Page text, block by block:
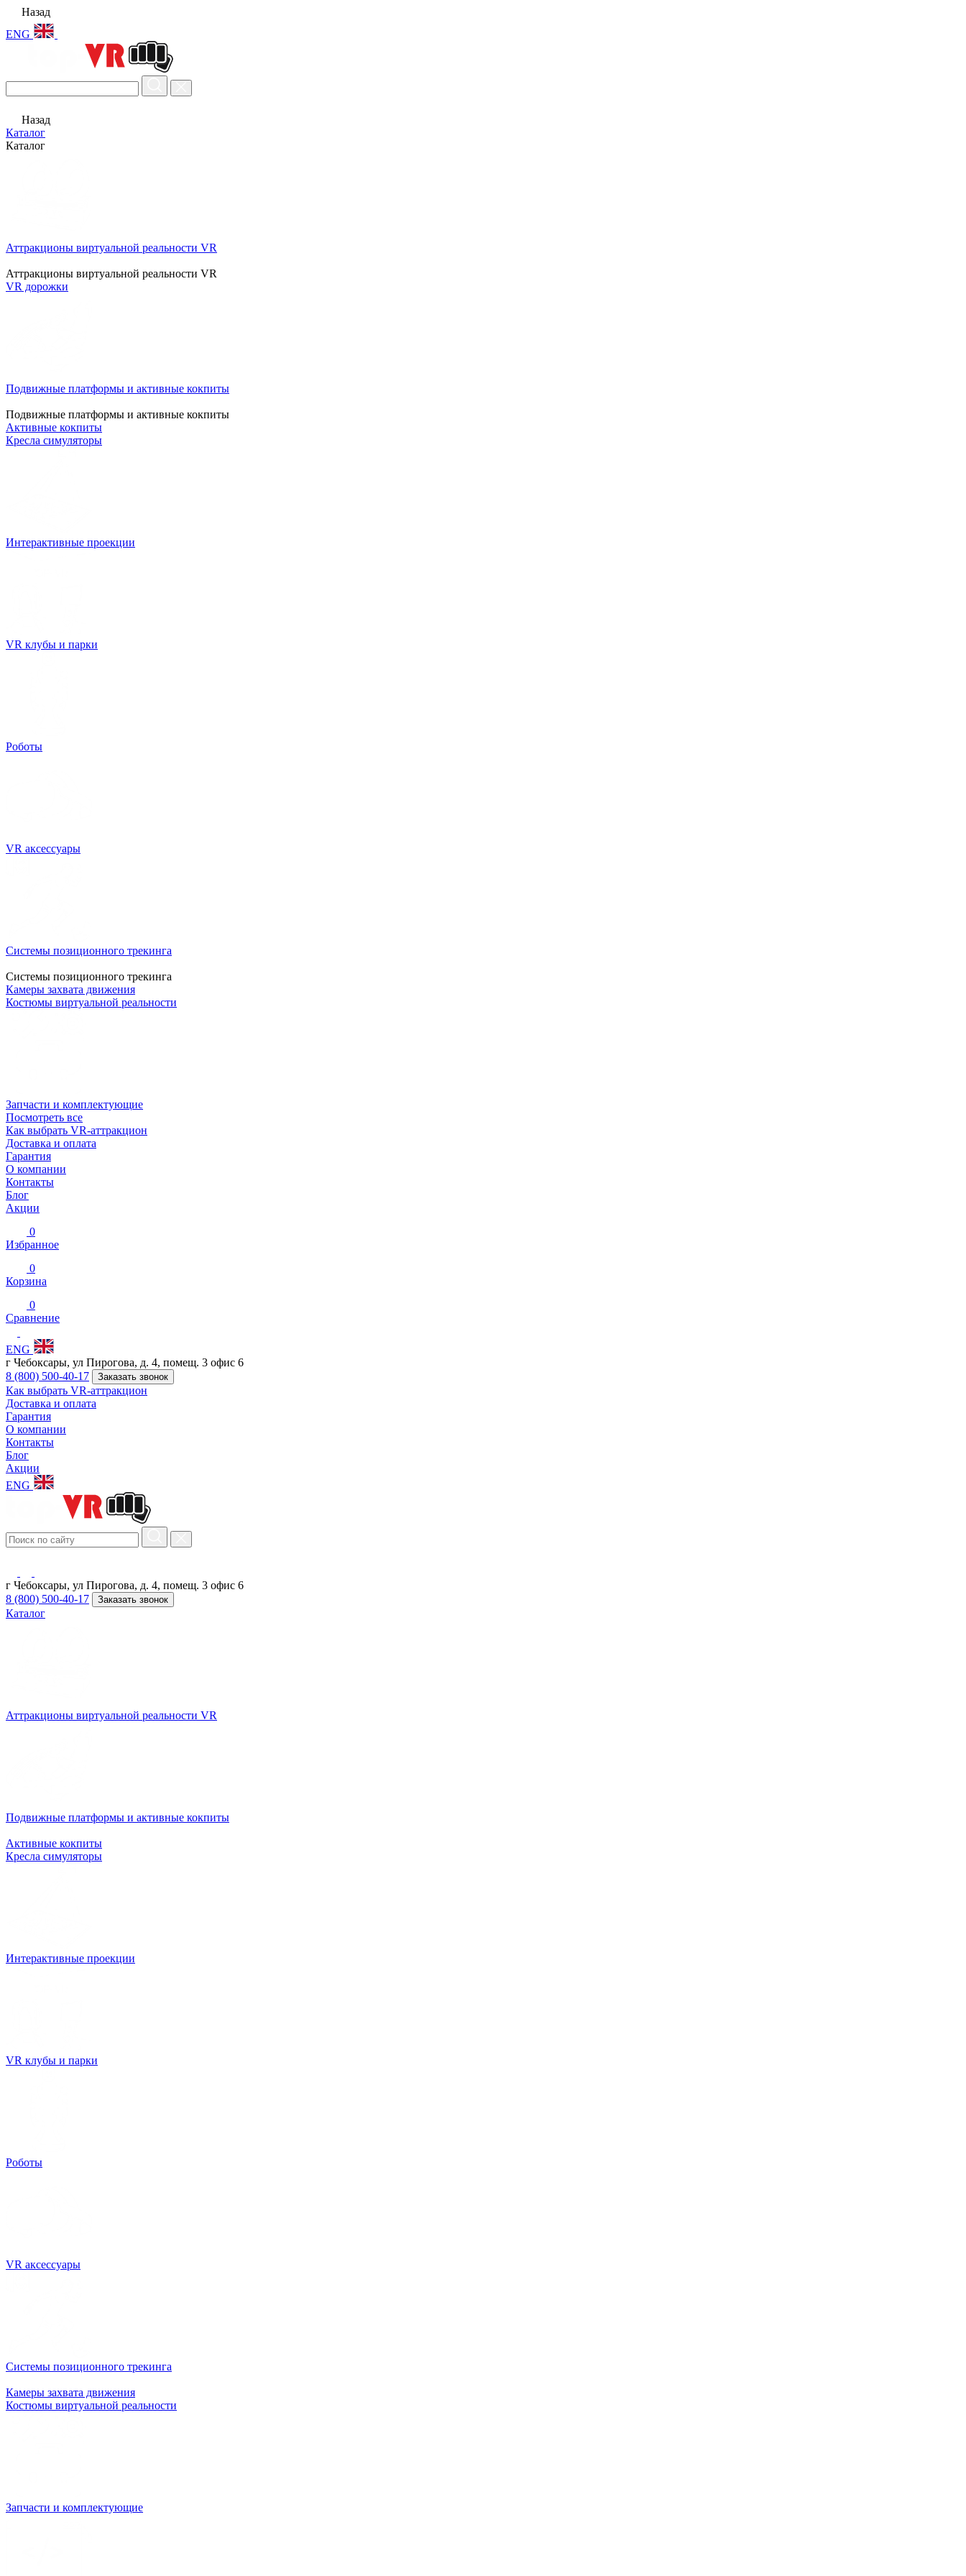
Назад
ENG
Назад
Каталог
Каталог
Аттракционы виртуальной реальности VR
Аттракционы виртуальной реальности VR
VR дорожки
Подвижные платформы и активные кокпиты
Подвижные платформы и активные кокпиты
Активные кокпиты
Кресла симуляторы
Интерактивные проекции
VR клубы и парки
Роботы
VR аксессуары
Системы позиционного трекинга
Системы позиционного трекинга
Камеры захвата движения
Костюмы виртуальной реальности
Запчасти и комплектующие
Посмотреть все
Как выбрать VR-аттракцион
Доставка и оплата
Гарантия
О компании
Контакты
Блог
Акции
0
Избранное
0
Корзина
0
Сравнение
ENG
г Чебоксары, ул Пирогова, д. 4, помещ. 3 офис 6
8 (800) 500-40-17
Заказать звонок
Как выбрать VR-аттракцион
Доставка и оплата
Гарантия
О компании
Контакты
Блог
Акции
ENG
г Чебоксары, ул Пирогова, д. 4, помещ. 3 офис 6
8 (800) 500-40-17
Заказать звонок
Каталог
Аттракционы виртуальной реальности VR
Подвижные платформы и активные кокпиты
Активные кокпиты
Кресла симуляторы
Интерактивные проекции
VR клубы и парки
Роботы
VR аксессуары
Системы позиционного трекинга
Камеры захвата движения
Костюмы виртуальной реальности
Запчасти и комплектующие